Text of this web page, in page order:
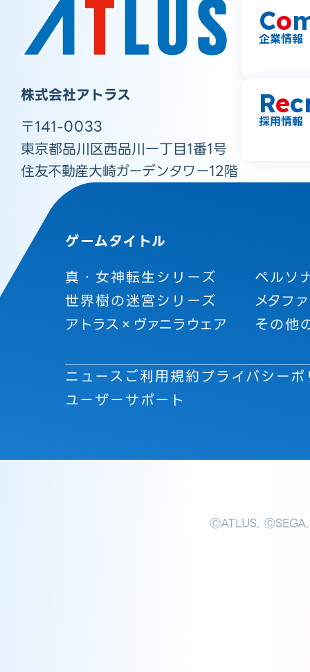
株式会社アトラス
〒141-0033
東京都品川区西品川一丁目1番1号
住友不動産大崎ガーデンタワー12階
Co
企業情報
Re
採用情報
ゲームタイトル
真・女神転生シリーズ
ペルソ
世界樹の迷宮シリーズ
メタフ
アトラス×ヴァニラウェア
その他
ニュースご利用規約プライバシー
ユーザーサポート
ⒸATLUS. ⒸSEGA.